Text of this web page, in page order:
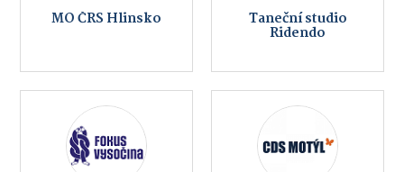
MO ČRS Hlinsko Taneční studio
Ridendo